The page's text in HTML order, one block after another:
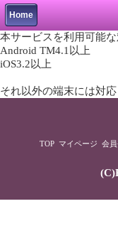
Home
本サービスを利用可能
Android TM4.1以上
iOS3.2以上
それ以外の端末には対応
TOP マイページ 会